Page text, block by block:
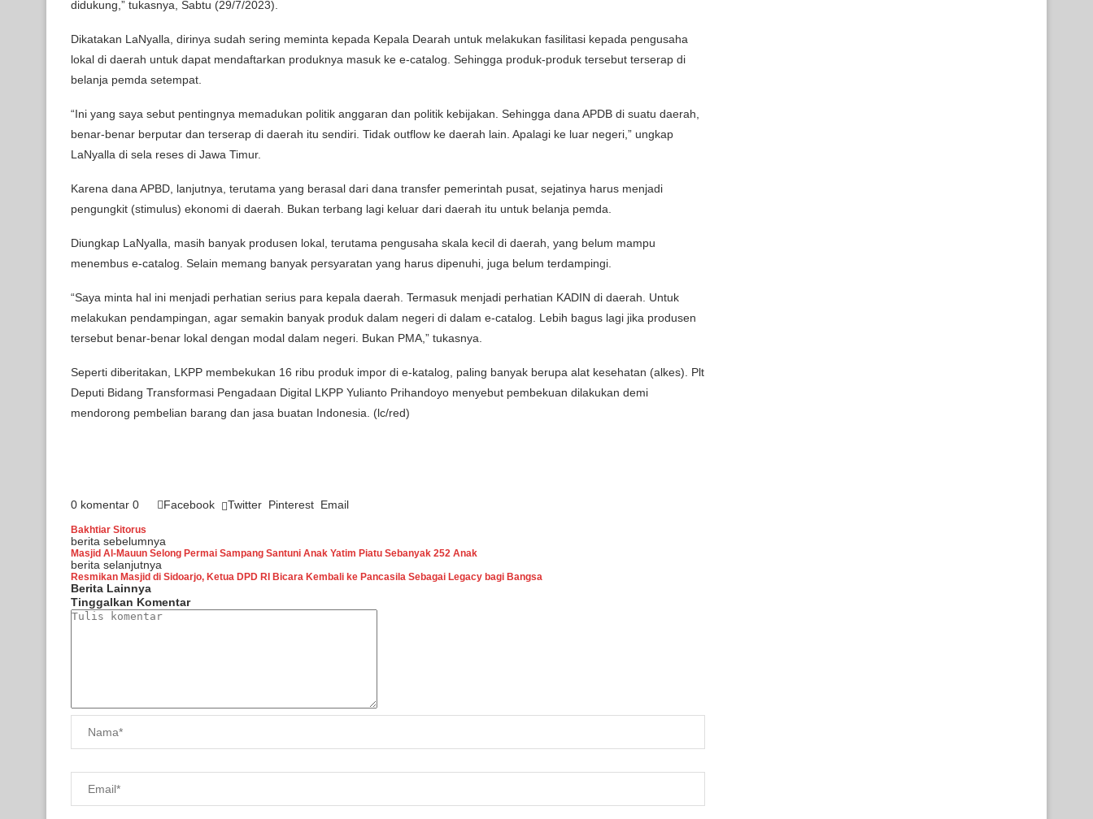
didukung,” tukasnya, Sabtu (29/7/2023).
Dikatakan LaNyalla, dirinya sudah sering meminta kepada Kepala Dearah untuk melakukan fasilitasi kepada pengusaha
lokal di daerah untuk dapat mendaftarkan produknya masuk ke e-catalog. Sehingga produk-produk tersebut terserap di
belanja pemda setempat.
“Ini yang saya sebut pentingnya memadukan politik anggaran dan politik kebijakan. Sehingga dana APDB di suatu daerah,
benar-benar berputar dan terserap di daerah itu sendiri. Tidak outflow ke daerah lain. Apalagi ke luar negeri,” ungkap
LaNyalla di sela reses di Jawa Timur.
Karena dana APBD, lanjutnya, terutama yang berasal dari dana transfer pemerintah pusat, sejatinya harus menjadi
pengungkit (stimulus) ekonomi di daerah. Bukan terbang lagi keluar dari daerah itu untuk belanja pemda.
Diungkap LaNyalla, masih banyak produsen lokal, terutama pengusaha skala kecil di daerah, yang belum mampu
menembus e-catalog. Selain memang banyak persyaratan yang harus dipenuhi, juga belum terdampingi.
“Saya minta hal ini menjadi perhatian serius para kepala daerah. Termasuk menjadi perhatian KADIN di daerah. Untuk
melakukan pendampingan, agar semakin banyak produk dalam negeri di dalam e-catalog. Lebih bagus lagi jika produsen
tersebut benar-benar lokal dengan modal dalam negeri. Bukan PMA,” tukasnya.
Seperti diberitakan, LKPP membekukan 16 ribu produk impor di e-katalog, paling banyak berupa alat kesehatan (alkes). Plt
Deputi Bidang Transformasi Pengadaan Digital LKPP Yulianto Prihandoyo menyebut pembekuan dilakukan demi
mendorong pembelian barang dan jasa buatan Indonesia. (lc/red)
0 komentar 0 Facebook Twitter Pinterest Email
Bakhtiar Sitorus
berita sebelumnya
Masjid Al-Mauun Selong Permai Sampang Santuni Anak Yatim Piatu Sebanyak 252 Anak
berita selanjutnya
Resmikan Masjid di Sidoarjo, Ketua DPD RI Bicara Kembali ke Pancasila Sebagai Legacy bagi Bangsa
Berita Lainnya
Tinggalkan Komentar